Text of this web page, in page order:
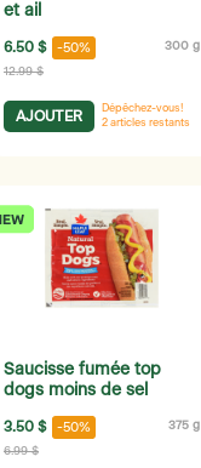
et ail
6.50 $ -50% 300 g
12.99 $
AJOUTER
Dépêchez-vous!
2 articles restants
Saucisse fumée top
dogs moins de sel
3.50 $ -50% 375 g
6.99 $